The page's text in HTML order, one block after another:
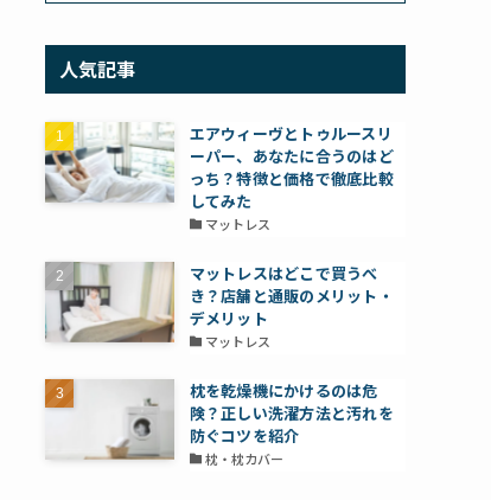
人気記事
エアウィーヴとトゥルースリ
ーパー、あなたに合うのはど
っち？特徴と価格で徹底比較
してみた
マットレス
マットレスはどこで買うべ
き？店舗と通販のメリット・
デメリット
マットレス
枕を乾燥機にかけるのは危
険？正しい洗濯方法と汚れを
防ぐコツを紹介
枕・枕カバー